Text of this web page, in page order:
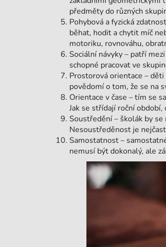
předměty do různých
Pohybová a fyzická
běhat, hodit a chytit míč
motoriku, rovnováhu,
Sociální návyky – patří
schopné pracovat ve
Prostorová orientace –
povědomí o tom, že se na
Orientace v čase – tím se
Jak se střídají roční
Soustředění – školák by
Nesoustředěnost je
Samostatnost –
nemusí být dokonalý, ale